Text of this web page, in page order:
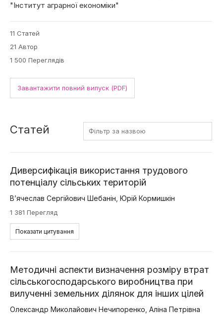
"Інститут аграрної економіки"
11 Статей
21 Автор
1 500 Переглядів
Завантажити повний випуск (PDF)
Статей
Диверсифікація використання трудового
потенціалу сільських територій
В’ячеслав Сергійович Шебанін Юрій Кормишкін
1 381 Перегляд
Показати цитування
Методичні аспекти визначення розміру втрат
сільськогосподарського виробництва при
вилученні земельних ділянок для інших цілей
Олександр Миколайович Нечипоренко Аліна Петрівна